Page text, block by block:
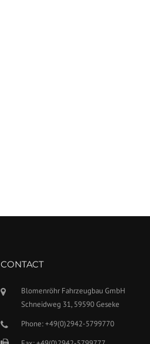
CONTACT
Blomenröhr Fahrzeugbau GmbH
Schneidweg 31, 59590 Geseke
Phone: +49(0)2942-5799770